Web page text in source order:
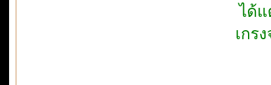
ได้
เกร